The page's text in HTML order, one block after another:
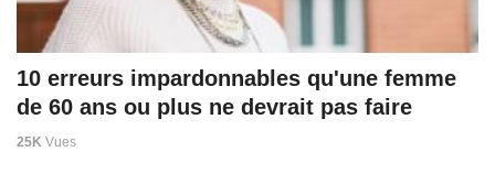
10 erreurs impardonnables qu'une femme
de 60 ans ou plus ne devrait pas faire
25K Vues